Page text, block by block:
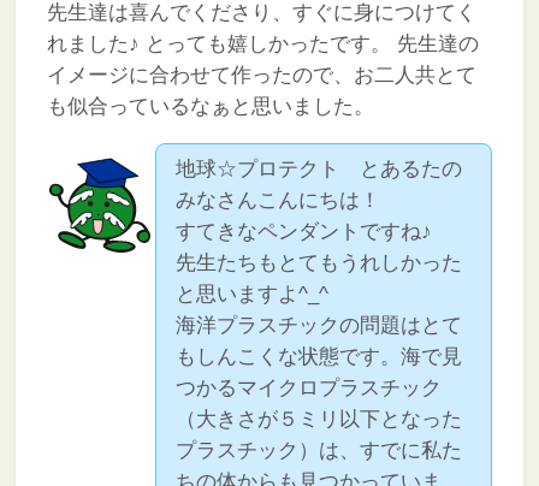
先生達は喜んでくださり、すぐに身につけてく
れました♪ とっても嬉しかったです。
先生達の
イメージに合わせて作ったので、お二人共とて
も似合っているなぁと思いました。
地球☆プロテクト とあるたの
みなさんこんにちは！
すてきなペンダントですね♪
先生たちもとてもうれしかった
と思いますよ^_^
海洋プラスチックの問題はとて
もしんこくな状態です。海で見
つかるマイクロプラスチック
（大きさが５ミリ以下となった
プラスチック）は、すでに私た